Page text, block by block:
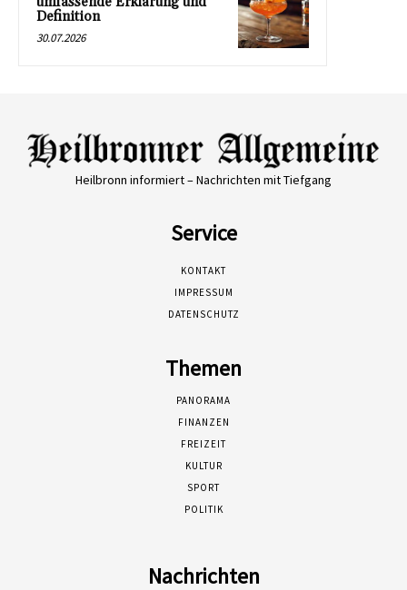
Definition
30.07.2026
Heilbronn informiert – Nachrichten mit Tiefgang
Service
KONTAKT
IMPRESSUM
DATENSCHUTZ
Themen
PANORAMA
FINANZEN
FREIZEIT
KULTUR
SPORT
POLITIK
Nachrichten